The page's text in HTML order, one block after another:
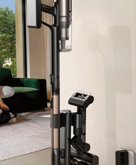
использования,
для спорта и